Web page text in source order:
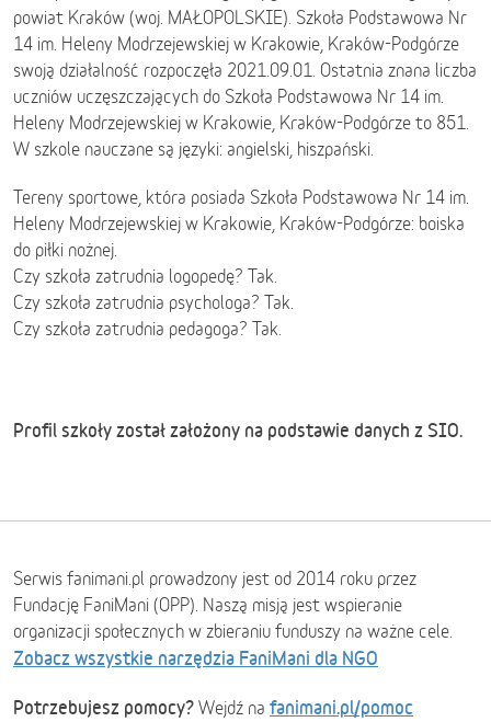
powiat Kraków (woj. MAŁOPOLSKIE). Szkoła Podstawowa Nr
14 im. Heleny Modrzejewskiej w Krakowie, Kraków-Podgórze
swoją działalność rozpoczęła 2021.09.01. Ostatnia znana liczba
uczniów uczęszczających do Szkoła Podstawowa Nr 14 im.
Heleny Modrzejewskiej w Krakowie, Kraków-Podgórze to 851.
W szkole nauczane są języki: angielski, hiszpański.
Tereny sportowe, która posiada Szkoła Podstawowa Nr 14 im.
Heleny Modrzejewskiej w Krakowie, Kraków-Podgórze: boiska
do piłki nożnej.
Czy szkoła zatrudnia logopedę? Tak.
Czy szkoła zatrudnia psychologa? Tak.
Czy szkoła zatrudnia pedagoga? Tak.
Profil szkoły został założony na podstawie danych z SIO.
Serwis fanimani.pl prowadzony jest od 2014 roku przez
Fundację FaniMani (OPP). Naszą misją jest wspieranie
organizacji społecznych w zbieraniu funduszy na ważne cele.
Zobacz wszystkie narzędzia FaniMani dla NGO
Potrzebujesz pomocy? Wejdź na fanimani.pl/pomoc